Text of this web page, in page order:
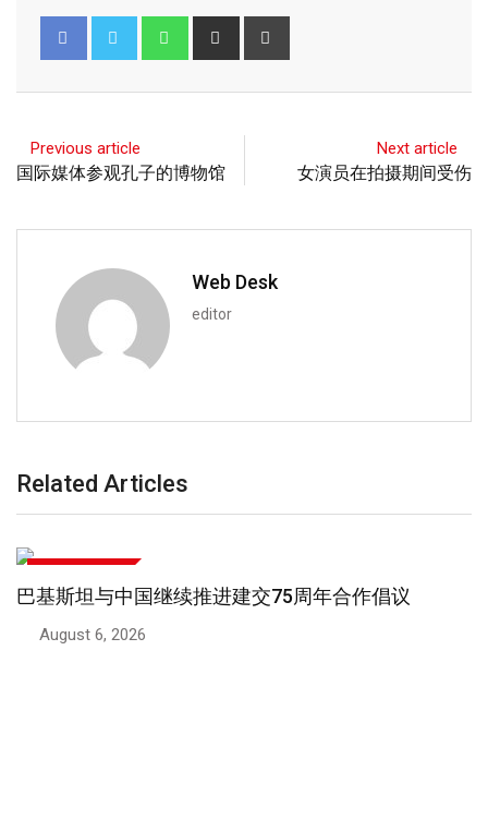
Previous article
国际媒体参观孔子的博物馆
Next article
女演员在拍摄期间受伤
Web Desk
editor
Related Articles
巴基斯坦与中国继续推进建交75周年合作倡议
August 6, 2026